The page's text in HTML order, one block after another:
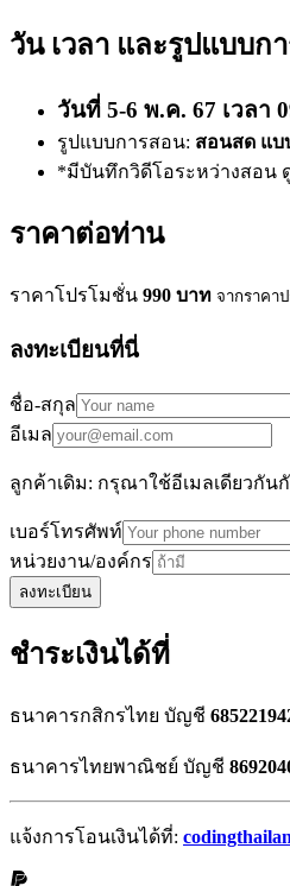
วัน เวลา และรูปแบบก
วันที่ 5-6 พ.ค. 67 เวลา
รูปแบบการสอน: สอนสด แบ
*มีบันทึกวิดีโอระหว่างสอน
ราคาต่อท่าน
ราคาโปรโมชั่น 990 บาท จากราคา
ลงทะเบียนที่นี่
ชื่อ-สกุล
อีเมล
ลูกค้าเดิม: กรุณาใช้อีเมลเดียวกัน
เบอร์โทรศัพท์
หน่วยงาน/องค์กร
ลงทะเบียน
ชำระเงินได้ที่
ธนาคารกสิกรไทย บัญชี
ธนาคารไทยพาณิชย์ บัญชี
แจ้งการโอนเงินได้ที่: